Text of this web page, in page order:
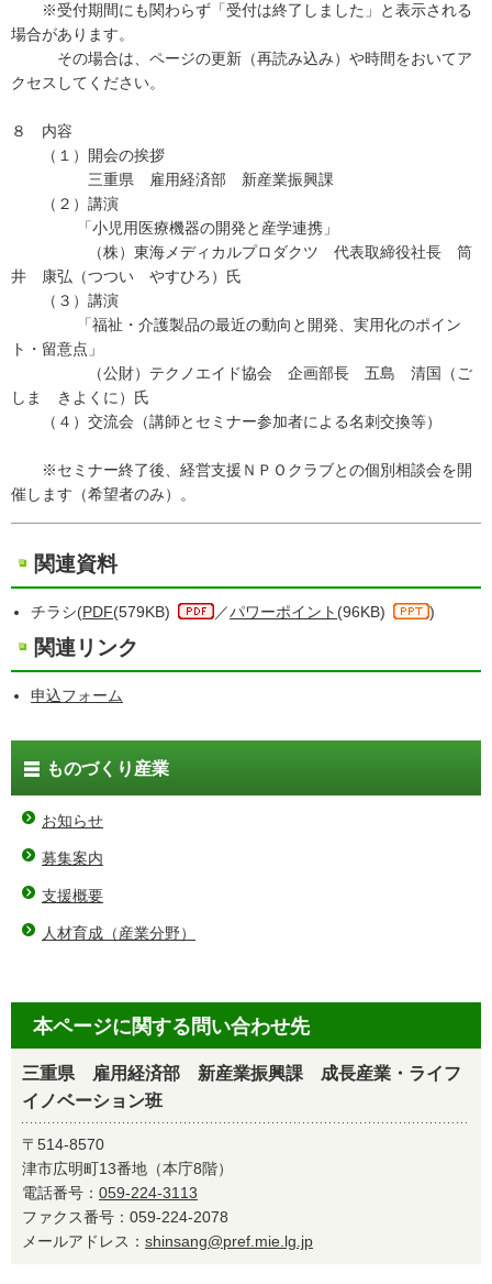
※受付期間にも関わらず「受付は終了しました」と表示される
場合があります。
その場合は、ページの更新（再読み込み）や時間をおいてア
クセスしてください。
８ 内容
（１）開会の挨拶
三重県 雇用経済部 新産業振興課
（２）講演
「小児用医療機器の開発と産学連携」
（株）東海メディカルプロダクツ 代表取締役社長 筒
井 康弘（つつい やすひろ）氏
（３）講演
「福祉・介護製品の最近の動向と開発、実用化のポイン
ト・留意点」
（公財）テクノエイド協会 企画部長 五島 清国（ご
しま きよくに）氏
（４）交流会（講師とセミナー参加者による名刺交換等）
※セミナー終了後、経営支援ＮＰＯクラブとの個別相談会を開
催します（希望者のみ）。
関連資料
チラシ(PDF(579KB) ／パワーポイント (96KB) )
関連リンク
申込フォーム
ものづくり産業
お知らせ
募集案内
支援概要
人材育成（産業分野）
本ページに関する問い合わせ先
三重県 雇用経済部 新産業振興課 成長産業・ライフ
イノベーション班
〒514-8570
津市広明町13番地（本庁8階）
電話番号： 059-224-3113
ファクス番号：059-224-2078
メールアドレス： shinsang@pref.mie.lg.jp